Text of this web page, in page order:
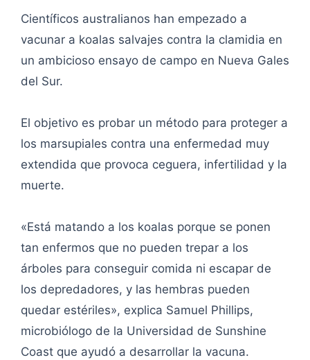
Científicos australianos han empezado a
vacunar a koalas salvajes contra la clamidia en
un ambicioso ensayo de campo en Nueva Gales
del Sur.
El objetivo es probar un método para proteger a
los marsupiales contra una enfermedad muy
extendida que provoca ceguera, infertilidad y la
muerte.
«Está matando a los koalas porque se ponen
tan enfermos que no pueden trepar a los
árboles para conseguir comida ni escapar de
los depredadores, y las hembras pueden
quedar estériles», explica Samuel Phillips,
microbiólogo de la Universidad de Sunshine
Coast que ayudó a desarrollar la vacuna.